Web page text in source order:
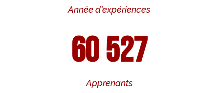
Année d'expériences
60 527
Apprenants